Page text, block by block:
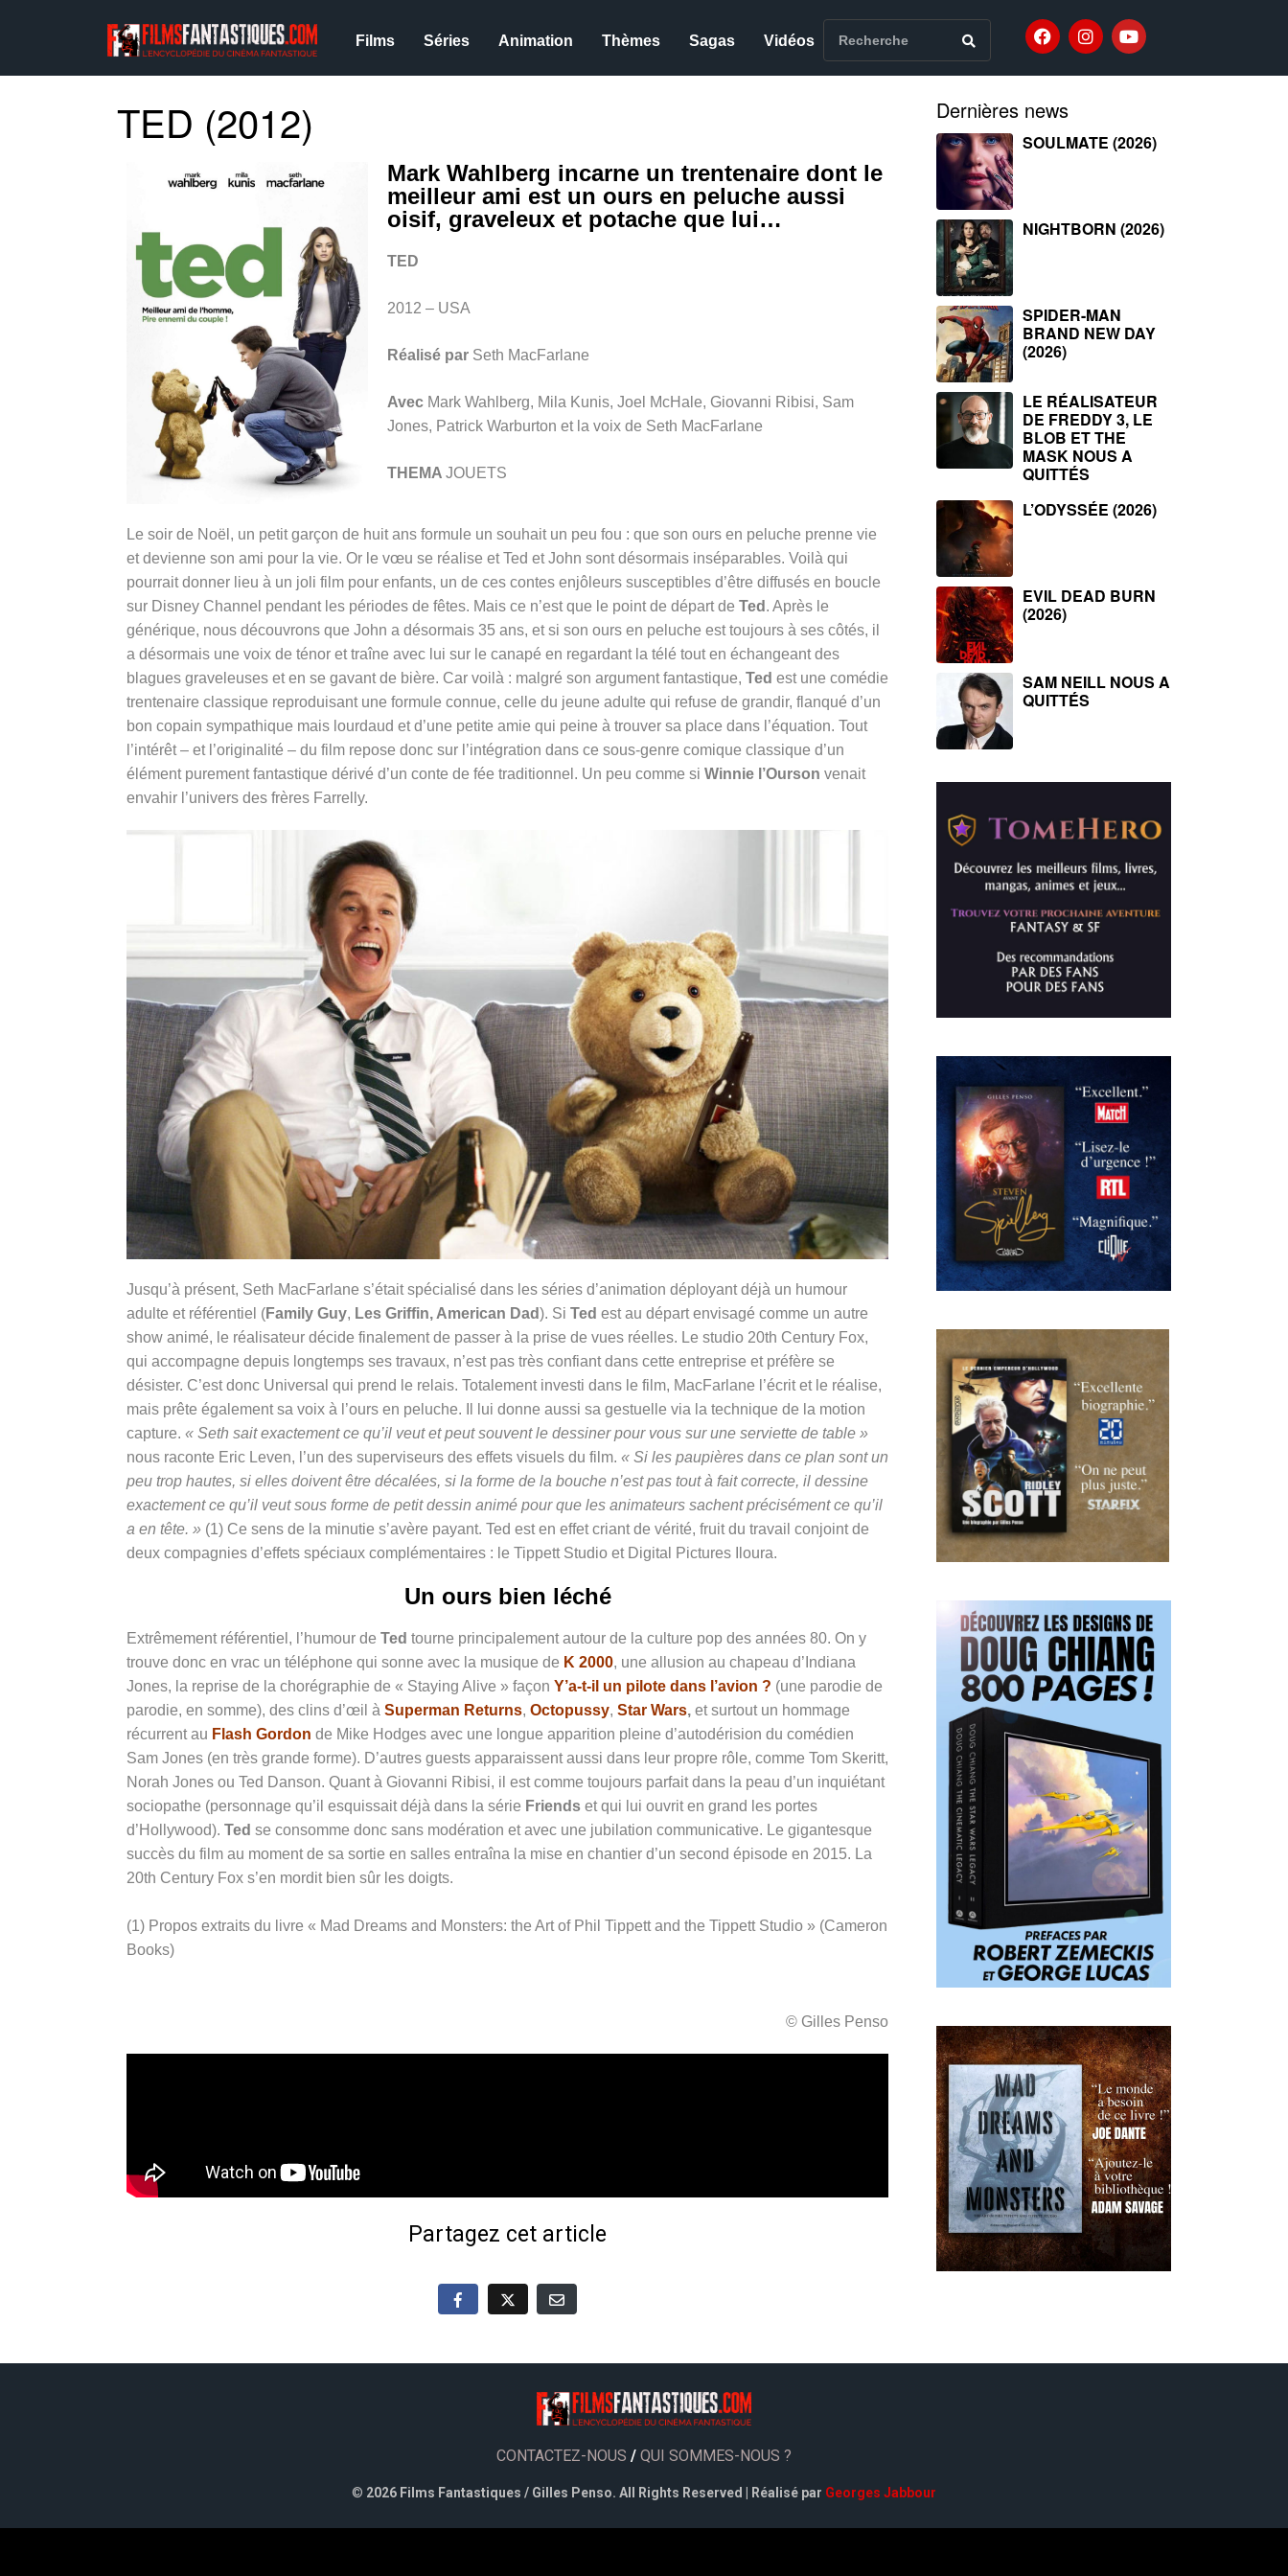
Films Séries Animation Thèmes Sagas Vidéos
TED (2012)
Mark Wahlberg incarne un trentenaire dont le
meilleur ami est un ours en peluche aussi
oisif, graveleux et potache que lui…
TED
2012 – USA
Réalisé par Seth MacFarlane
Avec Mark Wahlberg, Mila Kunis, Joel McHale, Giovanni Ribisi, Sam
Jones, Patrick Warburton et la voix de Seth MacFarlane
THEMA JOUETS
Le soir de Noël, un petit garçon de huit ans formule un souhait un peu fou : que son ours en peluche prenne vie
et devienne son ami pour la vie. Or le vœu se réalise et Ted et John sont désormais inséparables. Voilà qui
pourrait donner lieu à un joli film pour enfants, un de ces contes enjôleurs susceptibles d’être diffusés en boucle
sur Disney Channel pendant les périodes de fêtes. Mais ce n’est que le point de départ de Ted . Après le
générique, nous découvrons que John a désormais 35 ans, et si son ours en peluche est toujours à ses côtés, il
a désormais une voix de ténor et traîne avec lui sur le canapé en regardant la télé tout en échangeant des
blagues graveleuses et en se gavant de bière. Car voilà : malgré son argument fantastique, Ted est une comédie
trentenaire classique reproduisant une formule connue, celle du jeune adulte qui refuse de grandir, flanqué d’un
bon copain sympathique mais lourdaud et d’une petite amie qui peine à trouver sa place dans l’équation. Tout
l’intérêt – et l’originalité – du film repose donc sur l’intégration dans ce sous-genre comique classique d’un
élément purement fantastique dérivé d’un conte de fée traditionnel. Un peu comme si Winnie l’Ourson venait
envahir l’univers des frères Farrelly.
Jusqu’à présent, Seth MacFarlane s’était spécialisé dans les séries d’animation déployant déjà un humour
adulte et référentiel (Family Guy, Les Griffin, American Dad). Si Ted est au départ envisagé comme un autre
show animé, le réalisateur décide finalement de passer à la prise de vues réelles. Le studio 20th Century Fox,
qui accompagne depuis longtemps ses travaux, n’est pas très confiant dans cette entreprise et préfère se
désister. C’est donc Universal qui prend le relais. Totalement investi dans le film, MacFarlane l’écrit et le réalise,
mais prête également sa voix à l’ours en peluche. Il lui donne aussi sa gestuelle via la technique de la motion
capture. « Seth sait exactement ce qu’il veut et peut souvent le dessiner pour vous sur une serviette de table »
nous raconte Eric Leven, l’un des superviseurs des effets visuels du film. « Si les paupières dans ce plan sont un
peu trop hautes, si elles doivent être décalées, si la forme de la bouche n’est pas tout à fait correcte, il dessine
exactement ce qu’il veut sous forme de petit dessin animé pour que les animateurs sachent précisément ce qu’il
a en tête. » (1) Ce sens de la minutie s’avère payant. Ted est en effet criant de vérité, fruit du travail conjoint de
deux compagnies d’effets spéciaux complémentaires : le Tippett Studio et Digital Pictures Iloura.
Un ours bien léché
Extrêmement référentiel, l’humour de Ted tourne principalement autour de la culture pop des années 80. On y
trouve donc en vrac un téléphone qui sonne avec la musique de K 2000, une allusion au chapeau d’Indiana
Jones, la reprise de la chorégraphie de « Staying Alive » façon Y’a-t-il un pilote dans l’avion ? (une parodie de
parodie, en somme), des clins d’œil à Superman Returns, Octopussy, Star Wars, et surtout un hommage
récurrent au Flash Gordon de Mike Hodges avec une longue apparition pleine d’autodérision du comédien
Sam Jones (en très grande forme). D’autres guests apparaissent aussi dans leur propre rôle, comme Tom Skeritt,
Norah Jones ou Ted Danson. Quant à Giovanni Ribisi, il est comme toujours parfait dans la peau d’un inquiétant
sociopathe (personnage qu’il esquissait déjà dans la série Friends et qui lui ouvrit en grand les portes
d’Hollywood). Ted se consomme donc sans modération et avec une jubilation communicative. Le gigantesque
succès du film au moment de sa sortie en salles entraîna la mise en chantier d’un second épisode en 2015. La
20th Century Fox s’en mordit bien sûr les doigts.
(1) Propos extraits du livre « Mad Dreams and Monsters: the Art of Phil Tippett and the Tippett Studio » (Cameron
Books)
© Gilles Penso
Partagez cet article
Dernières news
SOULMATE (2026)
NIGHTBORN (2026)
SPIDER-MAN
BRAND NEW DAY
(2026)
LE RÉALISATEUR
DE FREDDY 3, LE
BLOB ET THE
MASK NOUS A
QUITTÉS
L’ODYSSÉE (2026)
EVIL DEAD BURN
(2026)
SAM NEILL NOUS A
QUITTÉS
CONTACTEZ-NOUS / QUI SOMMES-NOUS ?
© 2026 Films Fantastiques / Gilles Penso. All Rights Reserved | Réalisé par Georges Jabbour